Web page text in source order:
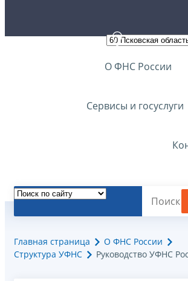
О ФНС России
Сервисы и госуслуги
Главная страница
О ФНС России
Структура УФНС
Руководство УФНС